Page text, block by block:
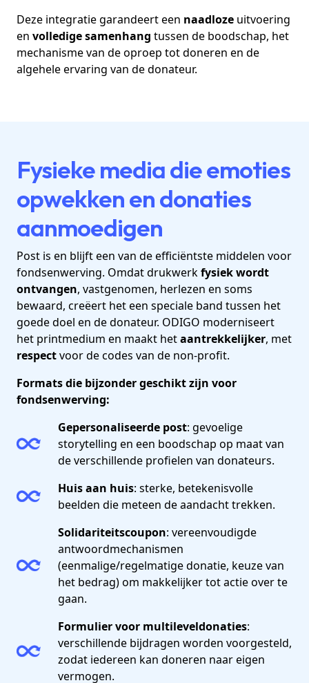
Deze integratie garandeert een naadloze uitvoering
en volledige samenhang tussen de boodschap, het
mechanisme van de oproep tot doneren en de
algehele ervaring van de donateur.
Fysieke media die emoties
opwekken en donaties
aanmoedigen
Post is en blijft een van de efficiëntste middelen voor
fondsenwerving. Omdat drukwerkfysiek wordt
ontvangen, vastgenomen, herlezen en soms
bewaard, creëert het een speciale band tussen het
goede doel en de donateur. ODIGO moderniseert
het printmedium en maakt hetaantrekkelijker, met
respectvoor de codes van de non-profit.
Formats die bijzonder geschikt zijn voor
fondsenwerving:
Gepersonaliseerde post: gevoelige
storytelling en een boodschap op maat van
de verschillende profielen van donateurs.
Huis aan huis: sterke, betekenisvolle
beelden die meteen de aandacht trekken.
Solidariteitscoupon: vereenvoudigde
antwoordmechanismen
(eenmalige/regelmatige donatie, keuze van
het bedrag) om makkelijker tot actie over te
gaan.
Formulier voor multileveldonaties:
verschillende bijdragen worden voorgesteld,
zodat iedereen kan doneren naar eigen
vermogen.